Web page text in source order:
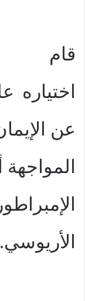
قام
اختياره
عن
المواجهة